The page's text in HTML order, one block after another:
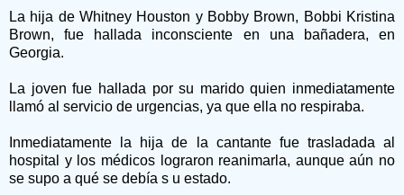
La hija de Whitney Houston y Bobby Brown, Bobbi Kristina
Brown, fue hallada inconsciente en una bañadera, en
Georgia.
La joven fue hallada por su marido quien inmediatamente
llamó al servicio de urgencias, ya que ella no respiraba.
Inmediatamente la hija de la cantante fue trasladada al
hospital y los médicos lograron reanimarla, aunque aún no
se supo a qué se debía s u estado.